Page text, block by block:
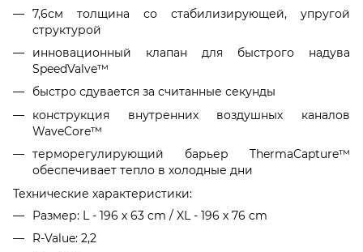
7,6см толщина со стабилизирующей, упругой
структурой
инновационный клапан для быстрого надува
SpeedValve™
быстро сдувается за считанные секунды
конструкция внутренних воздушных каналов
WaveCore™
терморегулирующий барьер ThermaCapture™
обеспечивает тепло в холодные дни
Технические характеристики:
Размер: L - 196 х 63 cm / XL - 196 х 76 cm
R-Value: 2,2